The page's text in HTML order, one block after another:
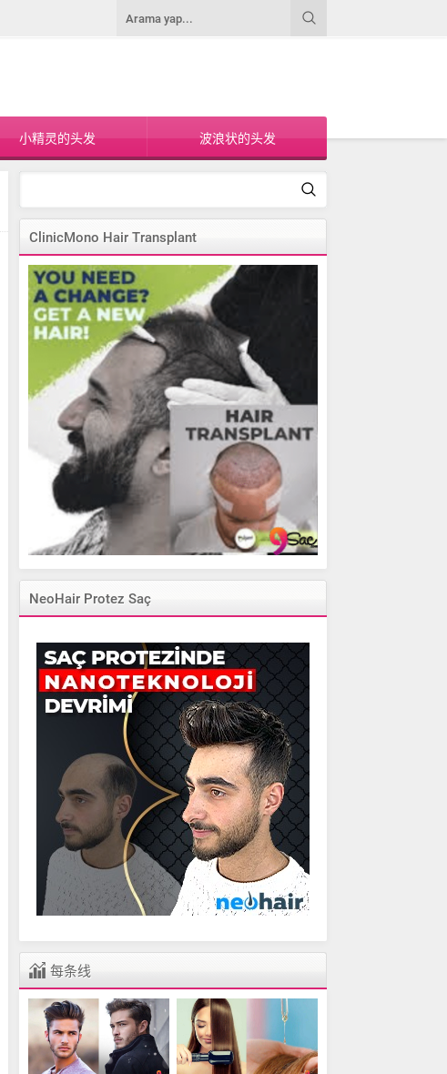
小精灵的头发 波浪状的头发
ClinicMono Hair Transplant
NeoHair Protez Saç
每条线